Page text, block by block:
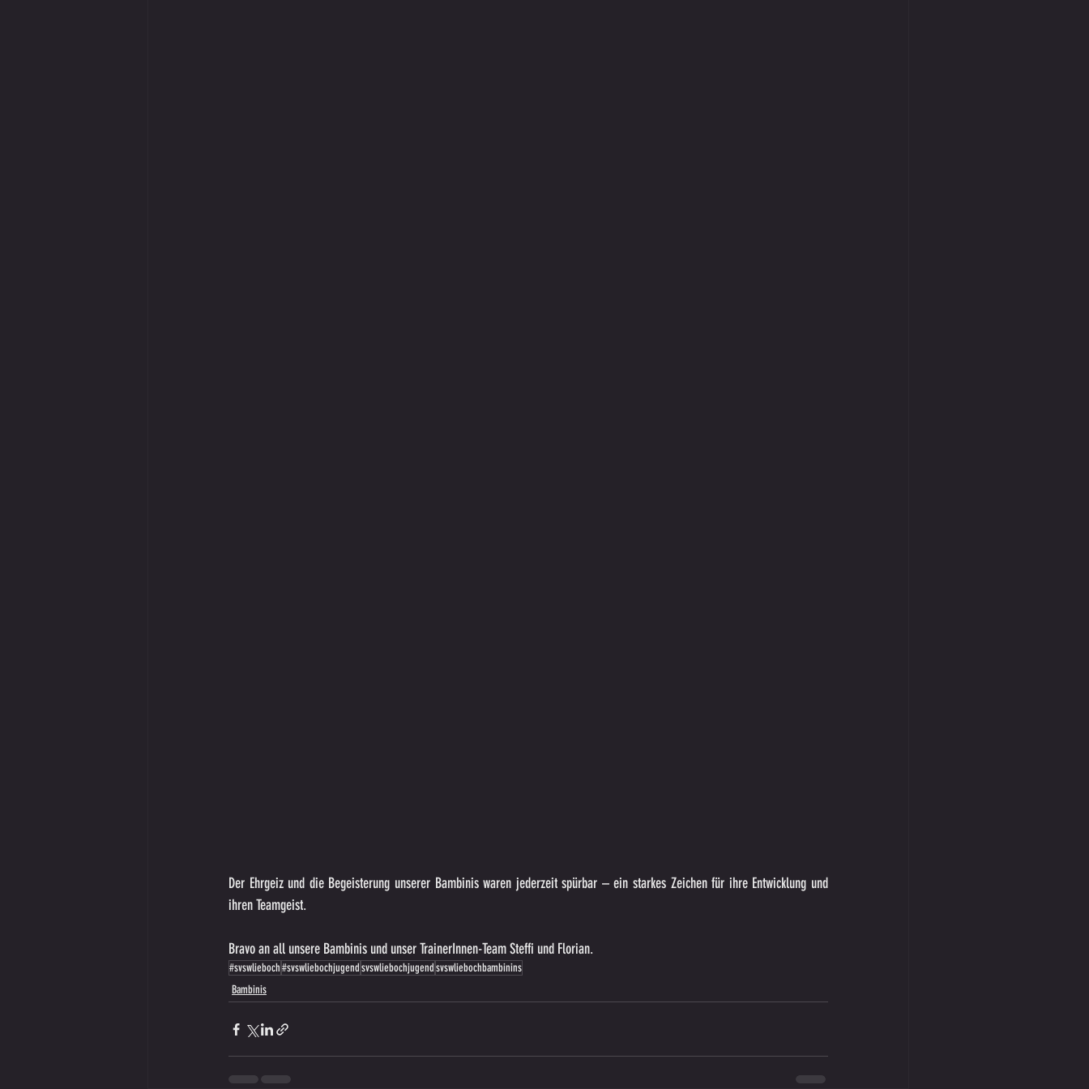
Der Ehrgeiz und die Begeisterung unserer Bambinis waren jederzeit spürbar – ein starkes Zeichen für ihre Entwicklung und
ihren Teamgeist.
Bravo an all unsere Bambinis und unser TrainerInnen-Team Steffi und Florian.
#svswlieboch#svswliebochjugendsvswliebochjugendsvswliebochbambinins
Bambinis